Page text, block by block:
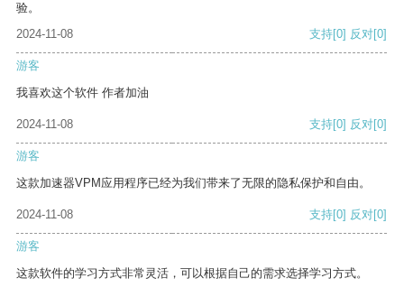
验。
2024-11-08
支持[0] 反对[0]
游客
我喜欢这个软件 作者加油
2024-11-08 支持[0] 反对[0]
游客
这款加速器VPM应用程序已经为我们带来了无限的隐私保护和自由。
2024-11-08 支持[0] 反对[0]
游客
这款软件的学习方式非常灵活，可以根据自己的需求选择学习方式。